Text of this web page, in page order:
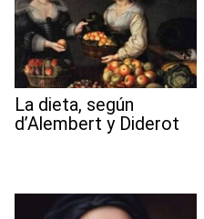
La dieta, según
d’Alembert y Diderot